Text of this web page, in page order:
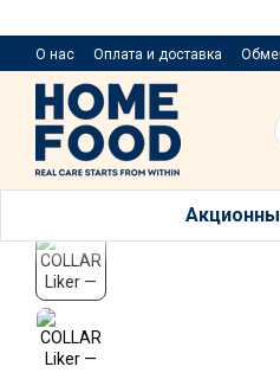
О нас Оплата и доставка